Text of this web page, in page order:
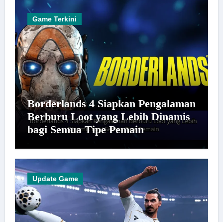
Game Terkini
Borderlands 4 Siapkan Pengalaman
Berburu Loot yang Lebih Dinamis
bagi Semua Tipe Pemain
Update Game